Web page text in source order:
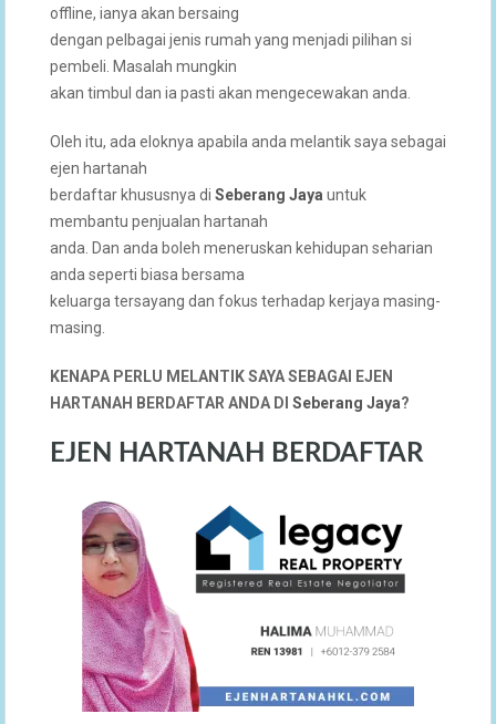
offline, ianya akan bersaing
dengan pelbagai jenis rumah yang menjadi pilihan si
pembeli. Masalah mungkin
akan timbul dan ia pasti akan mengecewakan anda.
Oleh itu, ada eloknya apabila anda melantik saya sebagai
ejen hartanah
berdaftar khususnya di Seberang Jaya untuk
membantu penjualan hartanah
anda. Dan anda boleh meneruskan kehidupan seharian
anda seperti biasa bersama
keluarga tersayang dan fokus terhadap kerjaya masing-
masing.
KENAPA PERLU MELANTIK SAYA SEBAGAI EJEN
HARTANAH BERDAFTAR ANDA DI Seberang Jaya?
EJEN HARTANAH BERDAFTAR